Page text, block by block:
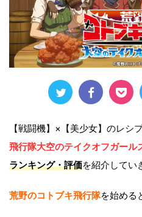
【戦闘機】×【美少女】のレシ
飛行隊大空のテイクオフガール
ランキング・評価を紹介してい
荒野のコトブキ飛行隊を始める